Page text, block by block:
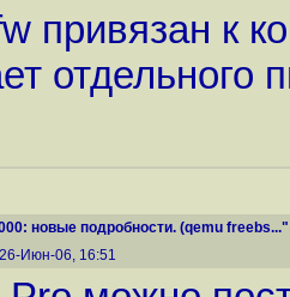
привязан к
отдельного
новые подробности. (qemu freebs..."
Июн-06, 16:51